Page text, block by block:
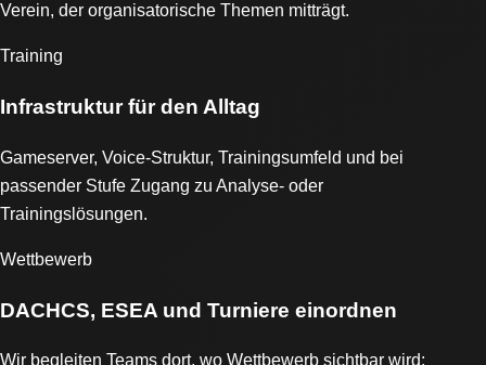
Verein, der organisatorische Themen mitträgt.
Training
Infrastruktur für den Alltag
Gameserver, Voice-Struktur, Trainingsumfeld und bei
passender Stufe Zugang zu Analyse- oder
Trainingslösungen.
Wettbewerb
DACHCS, ESEA und Turniere einordnen
Wir begleiten Teams dort, wo Wettbewerb sichtbar wird: